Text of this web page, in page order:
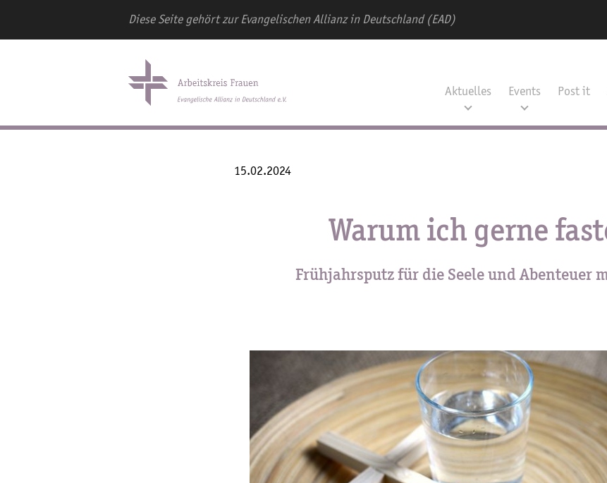
Diese Seite gehört zur Evangelischen Allianz in Deutschland (EAD)
Aktuelles Events Post it
15.02.2024
Warum ich gerne
Frühjahrsputz für die Seele und Abenteuer